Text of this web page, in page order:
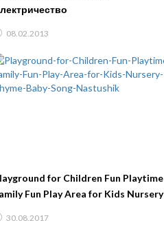
08.02.2013
for Children Fun Playtime
Fun Play Area for Kids Nursery
30.08.2017